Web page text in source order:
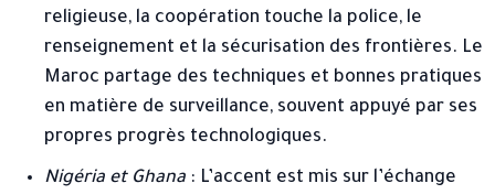
religieuse, la coopération touche la police, le
renseignement et la sécurisation des frontières. Le
Maroc partage des techniques et bonnes pratiques
en matière de surveillance, souvent appuyé par ses
propres progrès technologiques.
Nigéria et Ghana : L’accent est mis sur l’échange